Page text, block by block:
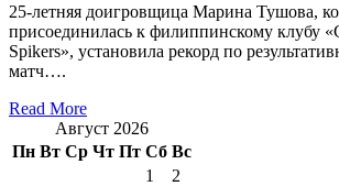
25-летняя доигровщица Марина Тушова,
присоединилась к филиппинскому клубу
Spikers», установила рекорд по
матч….
Read More
Август 2026
Пн Вт Ср Чт Пт Сб Вс
1
2